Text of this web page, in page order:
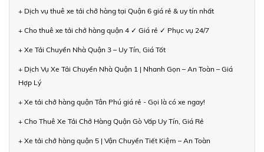
+ Dịch vụ thuê xe tải chở hàng tại Quận 6 giá rẻ & uy tín nhất
+ Cho thuê xe tải chở hàng quận 4 ✓ Giá rẻ ✓ Phục vụ 24/7
+ Xe Tải Chuyển Nhà Quận 3 – Uy Tín, Giá Tốt
+ Dịch Vụ Xe Tải Chuyển Nhà Quận 1 | Nhanh Gọn – An Toàn – Giá
Hợp Lý
+ Xe tải chở hàng quận Tân Phú giá rẻ - Gọi là có xe ngay!
+ Cho Thuê Xe Tải Chở Hàng Quận Gò Vấp Uy Tín, Giá Rẻ
+ Xe tải chở hàng quận 5 | Vận Chuyển Tiết Kiệm – An Toàn